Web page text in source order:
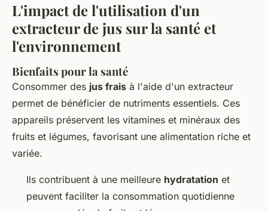
L'impact de l'utilisation d'un
extracteur de jus sur la santé et
l'environnement
Bienfaits pour la santé
Consommer des jus frais à l'aide d'un extracteur
permet de bénéficier de nutriments essentiels. Ces
appareils préservent les vitamines et minéraux des
fruits et légumes, favorisant une alimentation riche et
variée.
Ils contribuent à une meilleure hydratation et
peuvent faciliter la consommation quotidienne